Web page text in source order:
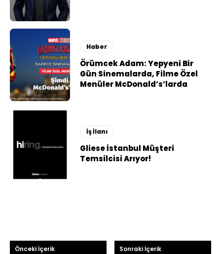
Haber
Örümcek Adam: Yepyeni Bir
Gün Sinemalarda, Filme Özel
Menüler McDonald’s’larda
İş İlanı
Gliese İstanbul Müşteri
Temsilcisi Arıyor!
Önceki İçerik Sonraki İçerik